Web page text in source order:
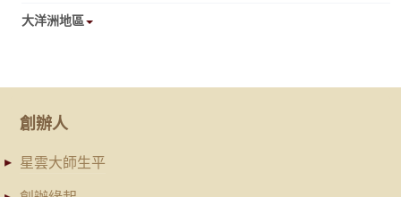
大洋洲地區
創辦人
星雲大師生平